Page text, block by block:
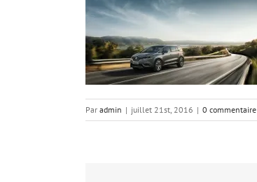
Par admin | juillet 21st, 2016 | 0 commentaire